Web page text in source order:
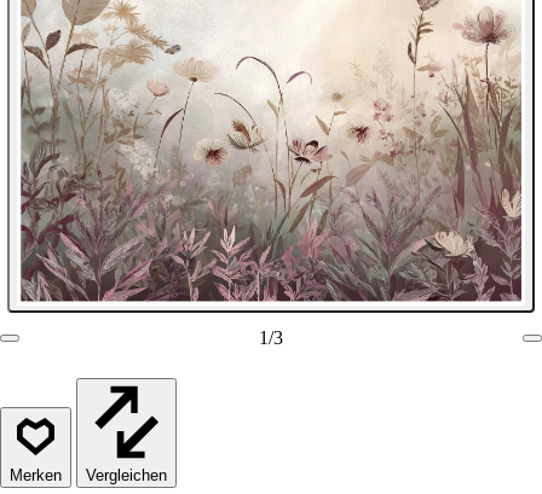
1/3
Vergleichen